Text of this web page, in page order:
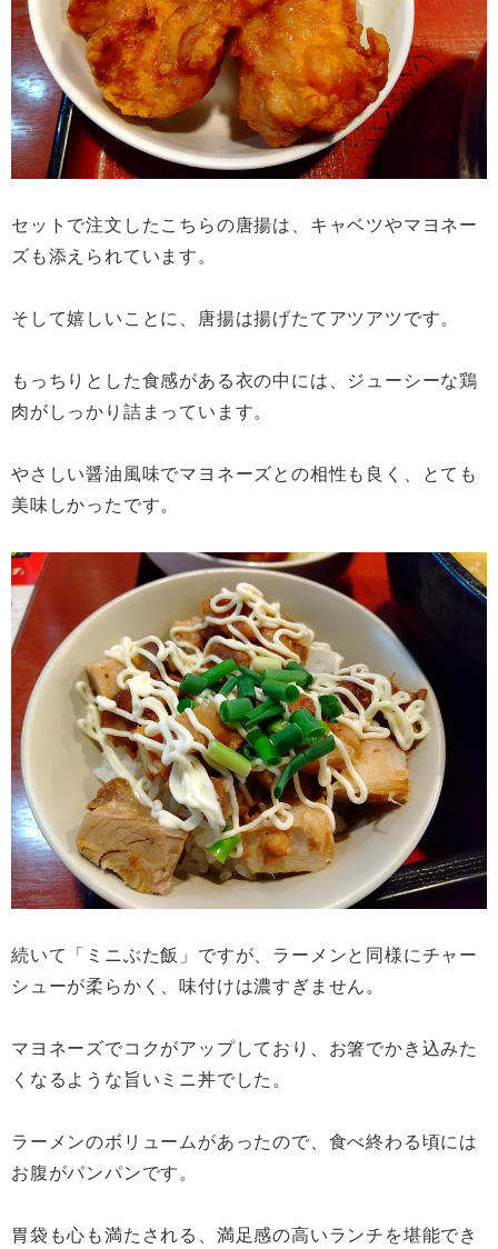
セットで注文したこちらの唐揚は、キャベツやマヨネー
ズも添えられています。
そして嬉しいことに、唐揚は揚げたてアツアツです。
もっちりとした食感がある衣の中には、ジューシーな鶏
肉がしっかり詰まっています。
やさしい醤油風味でマヨネーズとの相性も良く、とても
美味しかったです。
続いて「ミニぶた飯」ですが、ラーメンと同様にチャー
シューが柔らかく、味付けは濃すぎません。
マヨネーズでコクがアップしており、お箸でかき込みた
くなるような旨いミニ丼でした。
ラーメンのボリュームがあったので、食べ終わる頃には
お腹がパンパンです。
胃袋も心も満たされる、満足感の高いランチを堪能でき